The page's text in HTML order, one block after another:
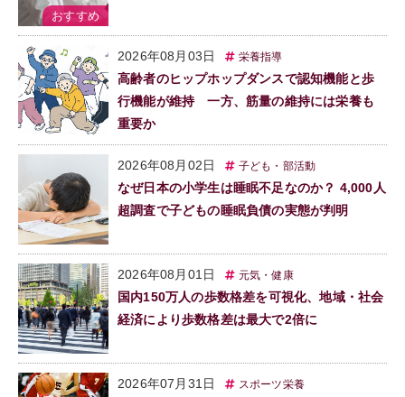
2026年08月03日 栄養指導
高齢者のヒップホップダンスで認知機能と歩
行機能が維持 一方、筋量の維持には栄養も
重要か
2026年08月02日 子ども・部活動
なぜ日本の小学生は睡眠不足なのか？ 4,000人
超調査で子どもの睡眠負債の実態が判明
2026年08月01日 元気・健康
国内150万人の歩数格差を可視化、地域・社会
経済により歩数格差は最大で2倍に
2026年07月31日 スポーツ栄養